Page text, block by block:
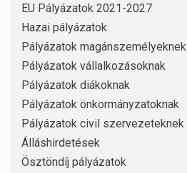
EU Pályázatok 2021-2027
Hazai pályázatok
Pályázatok magánszemélyeknek
Pályázatok vállalkozásoknak
Pályázatok diákoknak
Pályázatok önkormányzatoknak
Pályázatok civil szervezeteknek
Álláshirdetések
Ösztöndíj pályázatok